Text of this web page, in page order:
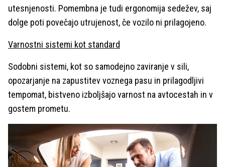
utesnjenosti. Pomembna je tudi ergonomija sedežev, saj
dolge poti povečajo utrujenost, če vozilo ni prilagojeno.
Varnostni sistemi kot standard
Sodobni sistemi, kot so samodejno zaviranje v sili,
opozarjanje na zapustitev voznega pasu in prilagodljivi
tempomat, bistveno izboljšajo varnost na avtocestah in v
gostem prometu.